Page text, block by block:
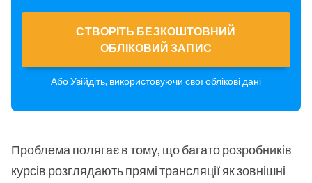
СТВОРІТЬ БЕЗКОШТОВНИЙ
ОБЛІКОВИЙ ЗАПИС
АбоУвійдіть, використовуючи свої облікові дані
Проблема полягає в тому, що багато розробників
курсів розглядають прямі трансляції як зовнішні